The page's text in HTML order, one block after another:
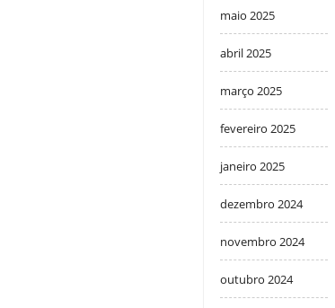
maio 2025
abril 2025
março 2025
fevereiro 2025
janeiro 2025
dezembro 2024
novembro 2024
outubro 2024